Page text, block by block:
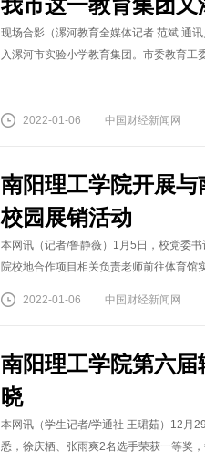
我市这一教育集团又
现场合影（漯河教育全媒体记者 范斌 通
入漯河市实验小学教育集团。市委教育工
2022-01-06 中国财经新闻网
南阳理工学院开展
校园展销活动
本网讯（记者/鲁静薇）1月5日，校党委
院校地合作项目相关负责老师前往体育馆
2022-01-06 中国财经新闻网
南阳理工学院第六
晓
本网讯（学生记者/学通社 王珺茹）12月
悉，徐庆栖、张雨爽2名选手荣获一等奖